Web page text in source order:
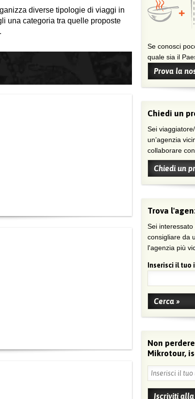
diverse tipologie di viaggi in
una categoria tra quelle proposte
Se conosci
quale sia il
Prova la
Chiedi un
Sei viaggiatore/trice che non trova
un’agenzia
collaborare
Chiedi un
Trova
Sei
consigliare da
l'agenzia più
Inserisci il tuo
Non
Mikrotour,